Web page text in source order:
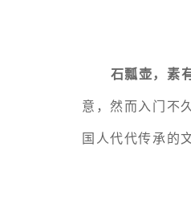
石瓢壶，素
意，然而入门不
国人代代传承的